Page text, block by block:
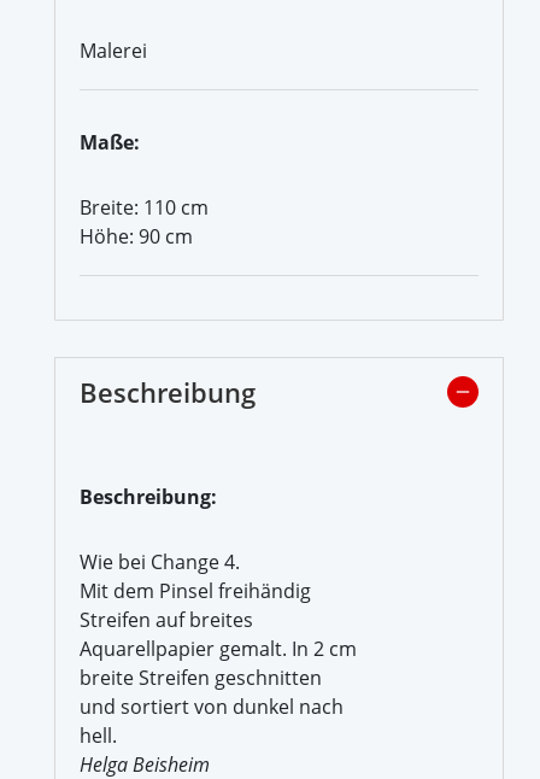
Malerei
Maße:
Breite: 110 cm
Höhe: 90 cm
Beschreibung
Beschreibung:
Wie bei Change 4.
Mit dem Pinsel freihändig
Streifen auf breites
Aquarellpapier gemalt. In 2 cm
breite Streifen geschnitten
und sortiert von dunkel nach
hell.
Helga Beisheim